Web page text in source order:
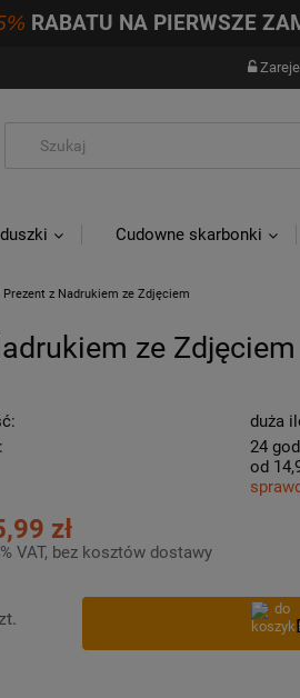
RABATU NA PIERWSZE
Cudowne skarbonki
Prezent z Nadrukiem ze Zdjęciem
ze Zdjęciem
duża
24
od
zł
VAT, bez kosztów dostawy